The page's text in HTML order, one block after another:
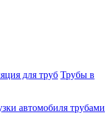
для труб Трубы в
автомобиля трубами